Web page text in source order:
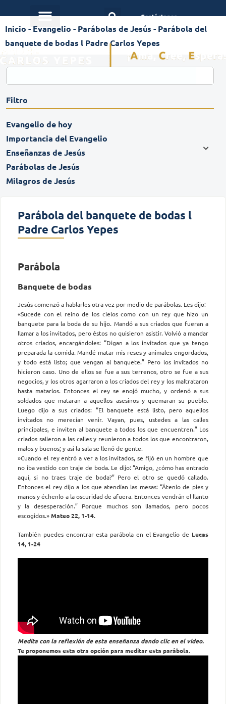
Contáctanos
Inicio - Evangelio - Parábolas de Jesús - Parábola del
banquete de bodas l Padre Carlos Yepes
Filtro
Evangelio de hoy
Importancia del Evangelio
Enseñanzas de Jesús
Parábolas de Jesús
Milagros de Jesús
Parábola del banquete de bodas l
Padre Carlos Yepes
Parábola
Banquete de bodas
Jesús comenzó a hablarles otra vez por medio de parábolas. Les dijo:
«Sucede con el reino de los cielos como con un rey que hizo un
banquete para la boda de su hijo. Mandó a sus criados que fueran a
llamar a los invitados, pero éstos no quisieron asistir. Volvió a mandar
otros criados, encargándoles: “Digan a los invitados que ya tengo
preparada la comida. Mandé matar mis reses y animales engordados,
y todo está listo; que vengan al banquete.” Pero los invitados no
hicieron caso. Uno de ellos se fue a sus terrenos, otro se fue a sus
negocios, y los otros agarraron a los criados del rey y los maltrataron
hasta matarlos. Entonces el rey se enojó mucho, y ordenó a sus
soldados que mataran a aquellos asesinos y quemaran su pueblo.
Luego dijo a sus criados: “El banquete está listo, pero aquellos
invitados no merecían venir. Vayan, pues, ustedes a las calles
principales, e inviten al banquete a todos los que encuentren.” Los
criados salieron a las calles y reunieron a todos los que encontraron,
malos y buenos; y así la sala se llenó de gente.
»Cuando el rey entró a ver a los invitados, se fijó en un hombre que
no iba vestido con traje de boda. Le dijo: “Amigo, ¿cómo has entrado
aquí, si no traes traje de boda?” Pero el otro se quedó callado.
Entonces el rey dijo a los que atendían las mesas: “Átenlo de pies y
manos y échenlo a la oscuridad de afuera. Entonces vendrán el llanto
y la desesperación.” Porque muchos son llamados, pero pocos
escogidos.»Mateo 22, 1-14.
También puedes encontrar esta parábola en el Evangelio de Lucas
14, 1-24
Medita con la reflexión de esta enseñanza dando clic en el video.
Te proponemos esta otra opción para meditar esta parábola.